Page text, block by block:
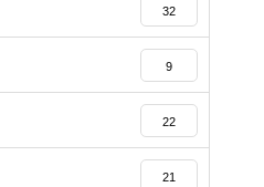
32
9
22
21